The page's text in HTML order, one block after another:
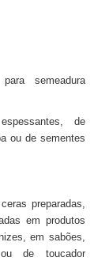
semeadura
de
ou de sementes
preparadas,
em produtos
em sabões,
de toucador